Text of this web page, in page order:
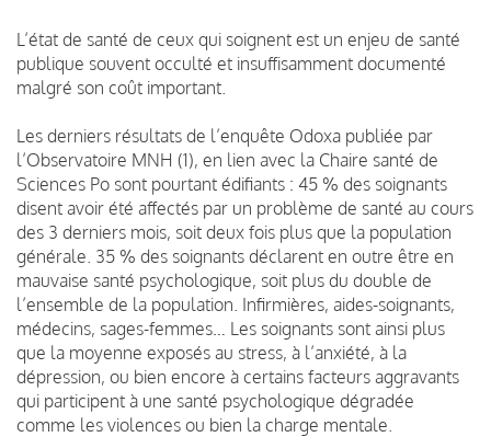
L’état de santé de ceux qui soignent est un enjeu de santé
publique souvent occulté et insuffisamment documenté
malgré son coût important.
Les derniers résultats de l’enquête Odoxa publiée par
l’Observatoire MNH (1), en lien avec la Chaire santé de
Sciences Po sont pourtant édifiants : 45 % des soignants
disent avoir été affectés par un problème de santé au cours
des 3 derniers mois, soit deux fois plus que la population
générale. 35 % des soignants déclarent en outre être en
mauvaise santé psychologique, soit plus du double de
l’ensemble de la population. Infirmières, aides-soignants,
médecins, sages-femmes… Les soignants sont ainsi plus
que la moyenne exposés au stress, à l’anxiété, à la
dépression, ou bien encore à certains facteurs aggravants
qui participent à une santé psychologique dégradée
comme les violences ou bien la charge mentale.